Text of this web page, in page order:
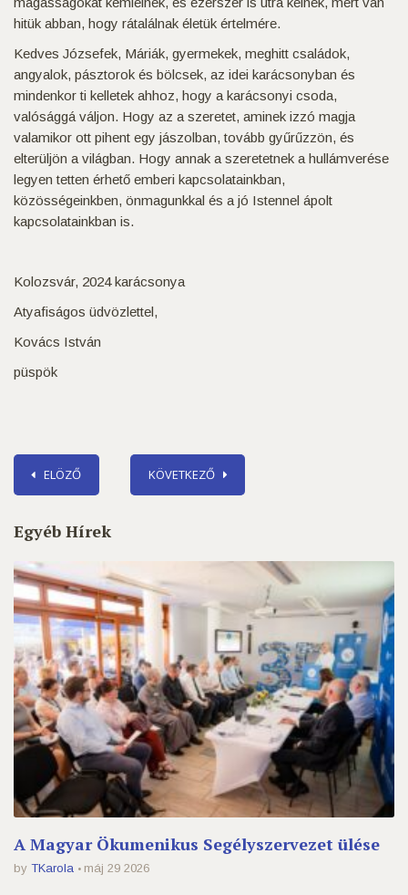
hitük abban, hogy rátalálnak életük értelmére.
Kedves Józsefek, Máriák, gyermekek, meghitt családok,
angyalok, pásztorok és bölcsek, az idei karácsonyban és
mindenkor ti kelletek ahhoz, hogy a karácsonyi csoda,
valósággá váljon. Hogy az a szeretet, aminek izzó magja
valamikor ott pihent egy jászolban, tovább gyűrűzzön, és
elterüljön a világban. Hogy annak a szeretetnek a hullámverése
legyen tetten érhető emberi kapcsolatainkban,
közösségeinkben, önmagunkkal és a jó Istennel ápolt
kapcsolatainkban is.
Kolozsvár, 2024 karácsonya
Atyafiságos üdvözlettel,
Kovács István
püspök
ELÖZŐ KÖVETKEZŐ
Egyéb Hírek
A Magyar Ökumenikus Segélyszervezet ülése
by TKarola máj 29 2026